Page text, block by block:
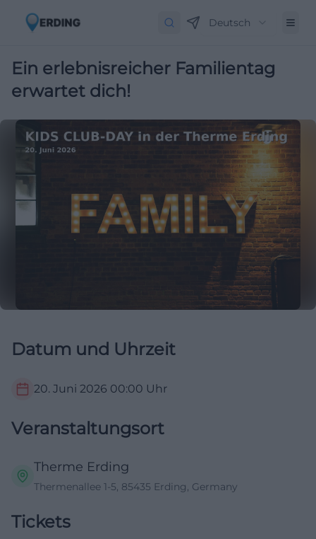
Deutsch
Ein erlebnisreicher Familientag
erwartet dich!
Datum und Uhrzeit
20. Juni 2026 00:00 Uhr
Veranstaltungsort
Therme Erding
Thermenallee 1-5, 85435 Erding, Germany
Tickets